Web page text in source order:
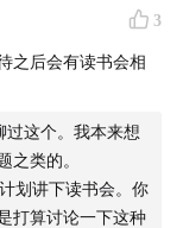
3
之后会有读书会相
过这个。我本来想
之类的。
划讲下读书会。你
打算讨论一下这种